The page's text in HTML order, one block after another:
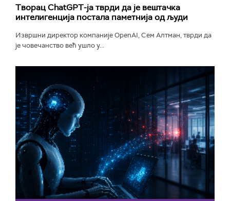
Творац ChatGPT-ја тврди да је вештачка
интелигенција постала паметнија од људи
Извршни директор компаније OpenAI, Сем Алтман, тврди да
је човечанство већ ушло у...